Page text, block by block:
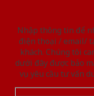
Nhập thông tin để
điện thoại / email/
khách. Chúng tôi
dưới đây được bảo
vụ yêu cầu tư vấn